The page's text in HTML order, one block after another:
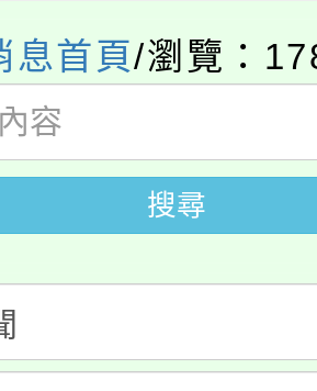
。
桃園市運動會8/
及游泳池舉行。
低收入戶享有免
惠，中低收入戶
造教育及科技中
增能研習
造教育及科技中
研習
生活教案入校路
食農教育專業人
息首頁/瀏覽：
搜尋